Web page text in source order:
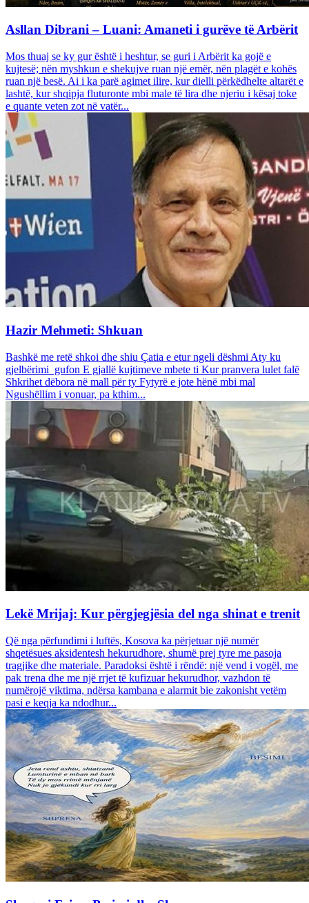
Asllan Dibrani – Luani: Amaneti i gurëve të Arbërit
Mos thuaj se ky gur është i heshtur, se guri i Arbërit ka gojë e
kujtesë; nën myshkun e shekujve ruan një emër, nën plagët e kohës
ruan një besë. Ai i ka parë agimet ilire, kur dielli përkëdhelte altarët e
lashtë, kur shqipja fluturonte mbi male të lira dhe njeriu i kësaj toke
e quante veten zot në vatër...
Hazir Mehmeti: Shkuan
Bashkë me retë shkoi dhe shiu Çatia e etur ngeli dëshmi Aty ku
gjelbërimi gufon E gjallë kujtimeve mbete ti Kur pranvera lulet falë
Shkrihet dëbora në mall për ty Fytyrë e jote hënë mbi mal
Ngushëllim i vonuar, pa kthim...
Lekë Mrijaj: Kur përgjegjësia del nga shinat e trenit
Që nga përfundimi i luftës, Kosova ka përjetuar një numër
shqetësues aksidentesh hekurudhore, shumë prej tyre me pasoja
tragjike dhe materiale. Paradoksi është i rëndë: një vend i vogël, me
pak trena dhe me një rrjet të kufizuar hekurudhor, vazhdon të
numërojë viktima, ndërsa kambana e alarmit bie zakonisht vetëm
pasi e keqja ka ndodhur...